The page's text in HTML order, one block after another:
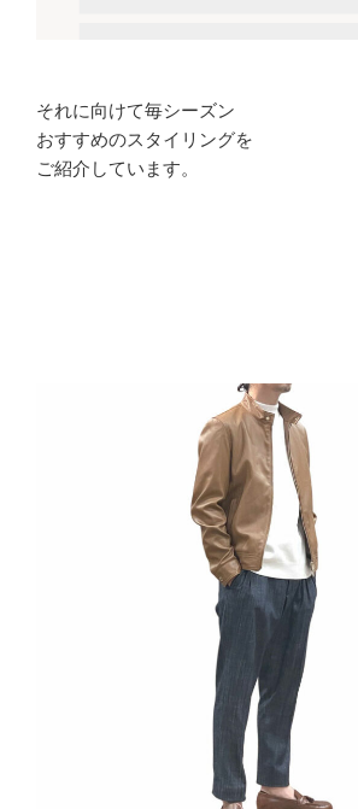
それに向けて毎シーズン
おすすめのスタイリングを
ご紹介しています。